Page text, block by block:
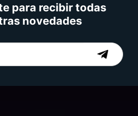
para recibir todas
novedades